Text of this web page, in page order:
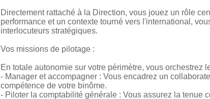
Directement rattaché à la Direction, vous jouez un rôle
performance et un contexte tourné vers l'international,
interlocuteurs stratégiques.
Vos missions de pilotage :
En totale autonomie sur votre périmètre, vous orchestrez
- Manager et accompagner : Vous encadrez un
compétence de votre binôme.
- Piloter la comptabilité générale : Vous assurez la tenue